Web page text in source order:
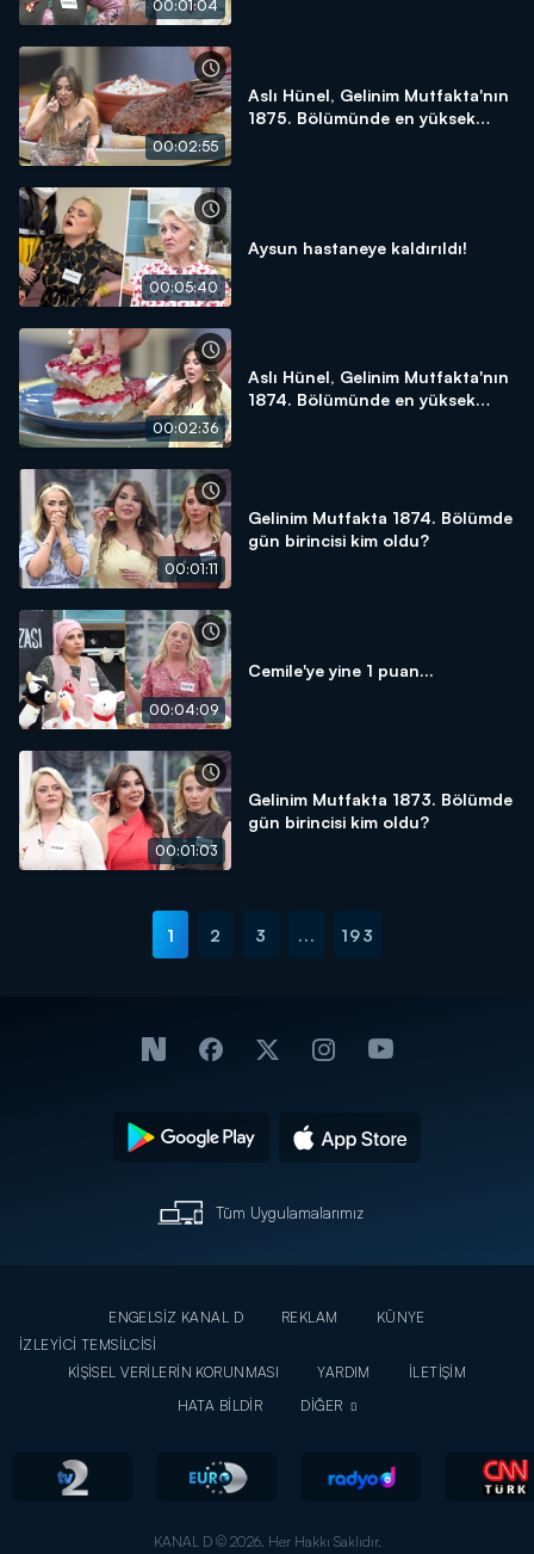
00:01:04
00:02:55
Aslı Hünel, Gelinim Mutfakta'nın
1875. Bölümünde en yüksek
00:05:40
Aysun hastaneye kaldırıldı!
00:02:36
Aslı Hünel, Gelinim Mutfakta'nın
1874. Bölümünde en yüksek
00:01:11
Gelinim Mutfakta 1874. Bölümde
gün birincisi kim oldu?
00:04:09
Cemile'ye yine 1 puan...
00:01:03
Gelinim Mutfakta 1873. Bölümde
gün birincisi kim oldu?
1 2 3 ... 193
Tüm Uygulamalarımız
ENGELSİZ KANAL D REKLAM
KÜNYE
İZLEYİCİ TEMSİLCİSİ
KİŞİSEL VERİLERİN KORUNMASI
YARDIM
İLETİŞİM
HATA BİLDİR
DİĞER
KANAL D © 2026. Her Hakkı Saklıdır.